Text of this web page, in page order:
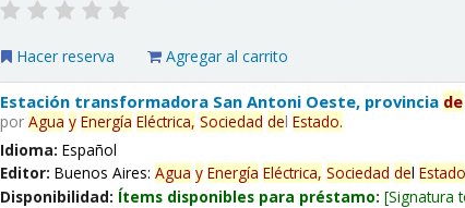
Hacer reserva Agregar al carrito
Estación transformadora San Antoni Oeste, provincia de
porAgua y Energía Eléctrica, Sociedad delEstado.
Idioma:Español
Editor:Buenos Aires:Agua y Energía Eléctrica, Sociedad delEstado
Disponibilidad: Ítems disponibles para préstamo: Signatura